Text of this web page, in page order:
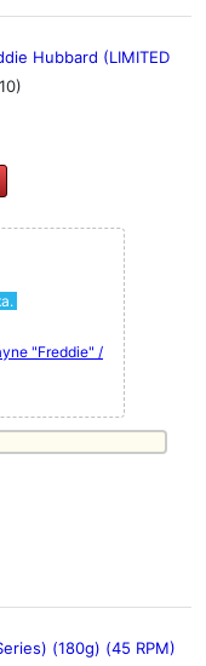
Hubbard (LIMITED
"Freddie" /
(180g) (45 RPM)